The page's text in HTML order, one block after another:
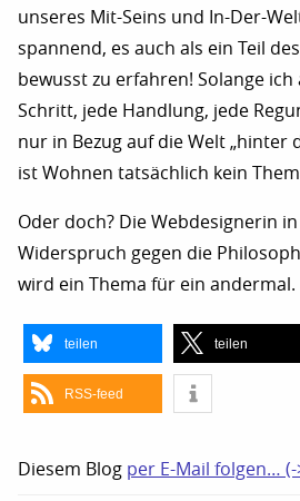
unseres Mit-Seins und In-Der-
spannend, es auch als ein Teil
bewusst zu erfahren! Solange
Schritt, jede Handlung, jede
nur in Bezug auf die Welt „hinter
ist Wohnen tatsächlich kein
Oder doch? Die Webdesignerin
Widerspruch gegen die
wird ein Thema für ein andermal.
teilen teilen
RSS-feed
Diesem Blog per E-Mail folgen… (-